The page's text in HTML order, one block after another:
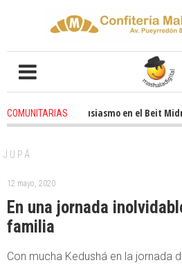
COMUNITARIAS
Renovado entusiasmo en el Beit Midrash
JUPÁ
12 mayo, 2020
En una jornada
familia
Con mucha Kedushá en la jornada